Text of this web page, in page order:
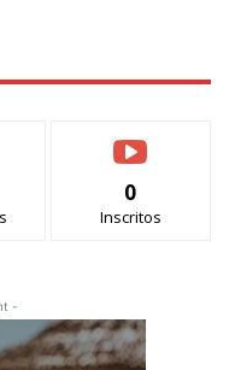
0
Inscritos
-